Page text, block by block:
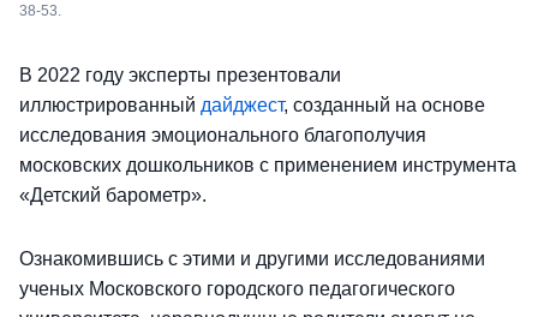
38-53.
В 2022 году эксперты презентовали
иллюстрированный дайджест, созданный на основе
исследования эмоционального благополучия
московских дошкольников с применением инструмента
«Детский барометр».
Ознакомившись с этими и другими исследованиями
ученых Московского городского педагогического